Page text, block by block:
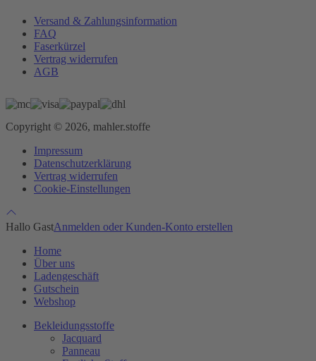
Versand & Zahlungsinformation
FAQ
Faserkürzel
Vertrag widerrufen
AGB
Copyright © 2026, mahler.stoffe
Impressum
Datenschutzerklärung
Vertrag widerrufen
Cookie-Einstellungen
Hallo GastAnmelden oder Kunden-Konto erstellen
Home
Über uns
Ladengeschäft
Gutschein
Webshop
Bekleidungsstoffe
Jacquard
Panneau